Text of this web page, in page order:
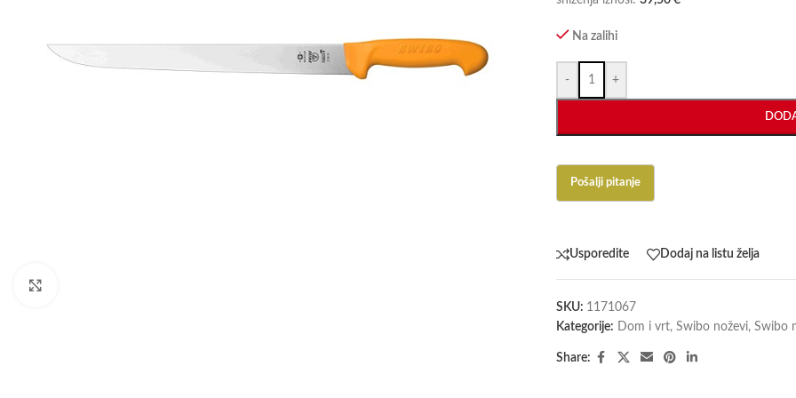
Na zalihi
- +
Usporedite Dodaj na listu želja
SKU: 1171067
Kategorije: Dom i vrt, Swibo noževi, Swibo
Share: